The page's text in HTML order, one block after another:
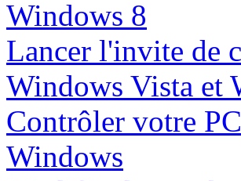
Windows 8
Lancer l'invite de
Windows Vista et
Contrôler votre
Windows